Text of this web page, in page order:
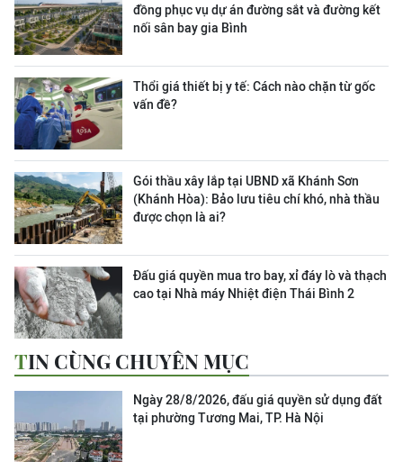
đồng phục vụ dự án đường sắt và đường kết
nối sân bay gia Bình
Thổi giá thiết bị y tế: Cách nào chặn từ gốc
vấn đề?
Gói thầu xây lắp tại UBND xã Khánh Sơn
(Khánh Hòa): Bảo lưu tiêu chí khó, nhà thầu
được chọn là ai?
Đấu giá quyền mua tro bay, xỉ đáy lò và thạch
cao tại Nhà máy Nhiệt điện Thái Bình 2
TIN CÙNG CHUYÊN MỤC
Ngày 28/8/2026, đấu giá quyền sử dụng đất
tại phường Tương Mai, TP. Hà Nội